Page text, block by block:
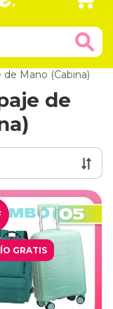
de Mano (Cabina)
de
GRATIS